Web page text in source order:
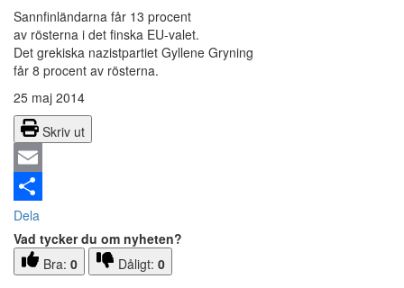
Sannfinländarna får 13 procent
av rösterna i det finska EU-valet.
Det grekiska nazistpartiet Gyllene Gryning
får 8 procent av rösterna.
25 maj 2014
Skriv ut
Email
Dela
Vad tycker du om nyheten?
Bra: 0 Dåligt: 0